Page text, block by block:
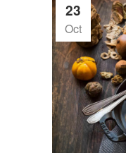
23
Oct